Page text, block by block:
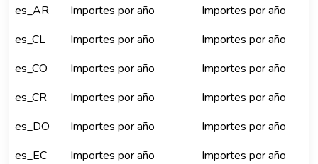
es_AR
Importes por año
Importes por año
es_CL
Importes por año
Importes por año
es_CO
Importes por año
Importes por año
es_CR
Importes por año
Importes por año
es_DO
Importes por año
Importes por año
es_EC
Importes por año
Importes por año